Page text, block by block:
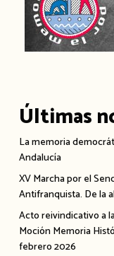
Últimas
La memoria
Andalucía
XV Marcha por el
Antifranquista. De la
Acto reivindicativo a
Moción Memoria
febrero 2026